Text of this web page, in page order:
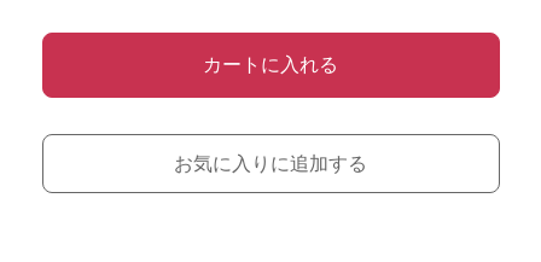
カートに入れる
お気に入りに追加する